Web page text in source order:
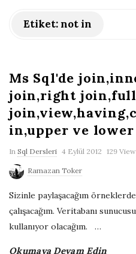
Etiket:not in
Ms Sql'de
join,right
in,upper ve
In Sql Dersleri P
u
l
i
s
h
4 Eylül 2012 129
Ramazan Toker
Sizinle paylaşacağım
çalışacağım. Veritabanı
kullanıyor olacağım.
…
Okumaya Devam Edin